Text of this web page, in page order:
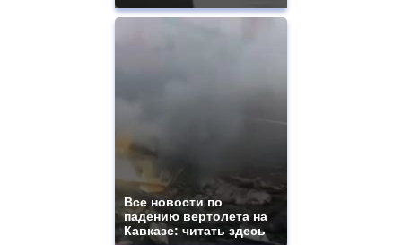
Все новости по
падению вертолета на
Кавказе: читать здесь